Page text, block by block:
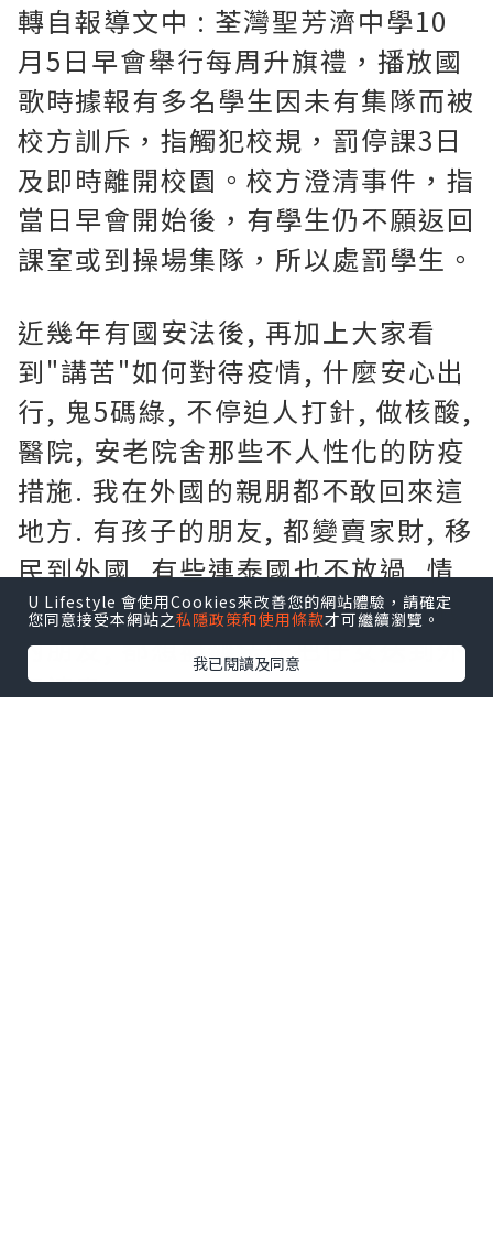
轉自報導文中 : 荃灣聖芳濟中學10
月5日早會舉行每周升旗禮，播放國
歌時據報有多名學生因未有集隊而被
校方訓斥，指觸犯校規，罰停課3日
及即時離開校園。校方澄清事件，指
當日早會開始後，有學生仍不願返回
課室或到操場集隊，所以處罰學生。
近幾年有國安法後, 再加上大家看
到"講苦"如何對待疫情, 什麼安心出
行, 鬼5碼綠, 不停迫人打針, 做核酸,
醫院, 安老院舍那些不人性化的防疫
措施. 我在外國的親朋都不敢回來這
地方. 有孩子的朋友, 都變賣家財, 移
民到外國, 有些連泰國也不放過, 情
願仔女在當地讀國際學校. 連沒有錢
的朋友, 都想盡辧法先把仔女送到外
國讀書.
U Lifestyle 會使用Cookies來改善您的網站體驗，請確定
您同意接受本網站之私隱政策和使用條款才可繼續瀏覽。
我已閱讀及同意